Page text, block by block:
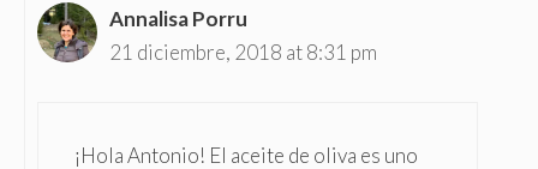
Annalisa Porru
21 diciembre, 2018 at 8:31 pm
¡Hola Antonio! El aceite de oliva es uno